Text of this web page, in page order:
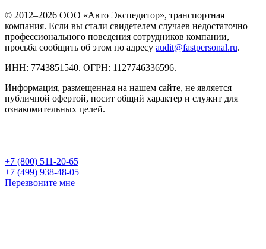
© 2012–2026 ООО «Авто Экспедитор», транспортная
компания. Если вы стали свидетелем случаев недостаточно
профессионального поведения сотрудников компании,
просьба сообщить об этом по адресу audit@fastpersonal.ru.
ИНН: 7743851540. ОГРН: 1127746336596.
Информация, размещенная на нашем сайте, не является
публичной офертой, носит общий характер и служит для
ознакомительных целей.
+7 (800) 511-20-65
+7 (499) 938-48-05
Перезвоните мне